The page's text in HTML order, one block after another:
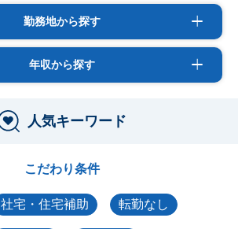
勤務地から探す
年収から探す
人気キーワード
こだわり条件
社宅・住宅補助 転勤なし